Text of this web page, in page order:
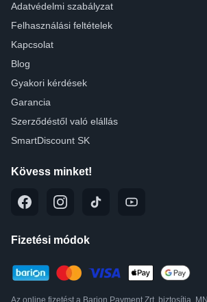
Adatvédelmi szabályzat
Felhasználási feltételek
Kapcsolat
Blog
Gyakori kérdések
Garancia
Szerződéstől való elállás
SmartDiscount SK
Kövess minket!
Fizetési módok